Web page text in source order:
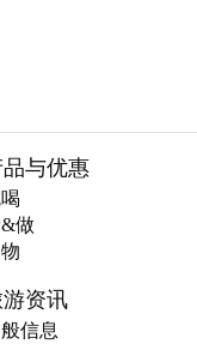
产品与优惠
做
旅游资讯
信息